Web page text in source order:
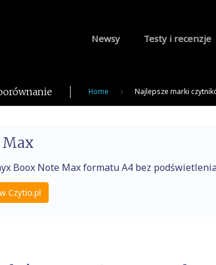
Newsy Testy i recenzje
Home Najlepsze marki
Boox Note Max formatu A4 bez
Czytio.pl